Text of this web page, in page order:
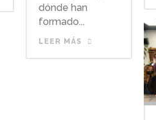
dónde han
formado...
LEER MÁS